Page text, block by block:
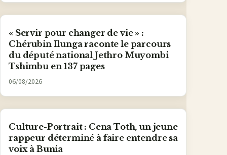
« Servir pour changer de vie » :
Chérubin Ilunga raconte le parcours
du député national Jethro Muyombi
Tshimbu en 137 pages
06/08/2026
Culture-Portrait : Cena Toth, un jeune
rappeur déterminé à faire entendre sa
voix à Bunia